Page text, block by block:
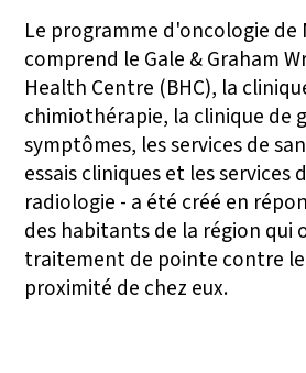
Le programme d'oncologie de
comprend le Gale & Graham
Health Centre (BHC), la
chimiothérapie, la clinique de
symptômes, les services de
essais cliniques et les
radiologie - a été créé en
des habitants de la région qui
traitement de pointe contre le
proximité de chez eux.